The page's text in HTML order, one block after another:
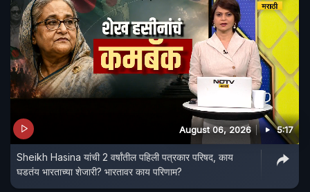
August 06, 2026 5:17
Sheikh Hasina यांची 2 वर्षांतील पहिली पत्रकार परिषद, काय
घडतंय भारताच्या शेजारी? भारतावर काय परिणाम?